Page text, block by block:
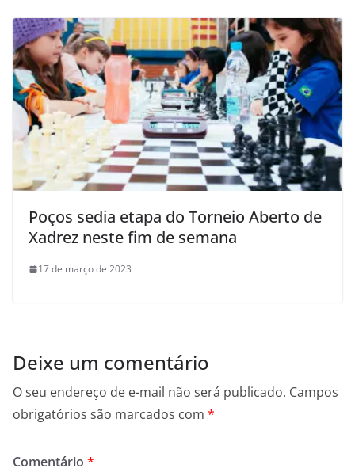
Poços sedia etapa do Torneio Aberto de
Xadrez neste fim de semana
17 de março de 2023
Deixe um comentário
O seu endereço de e-mail não será publicado. Campos
obrigatórios são marcados com *
Comentário *